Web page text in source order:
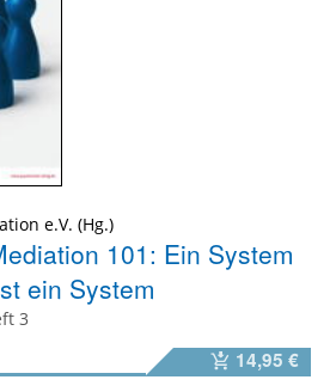
e.V. (Hg.)
101: Ein System
ein System
3
14,95 €